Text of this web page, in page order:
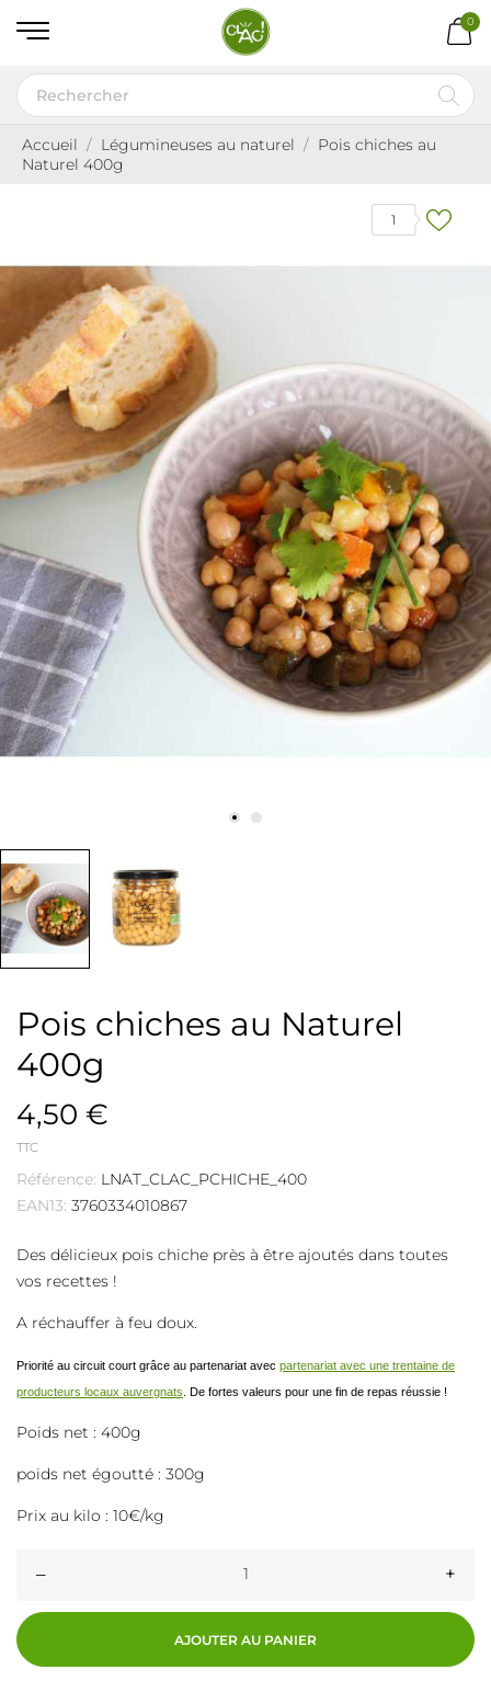
0
Accueil Légumineuses au naturel
Pois chiches au
Naturel 400g
1
Pois chiches au Naturel
400g
4,50 €
TTC
Référence: LNAT_CLAC_PCHICHE_400
EAN13: 3760334010867
Des délicieux pois chiche près à être ajoutés dans toutes
vos recettes !
A réchauffer à feu doux.
Priorité au circuit court grâce au partenariat avec partenariat avec une trentaine de
producteurs locaux auvergnats . De fortes valeurs pour une fin de repas réussie !
Poids net : 400g
poids net égoutté : 300g
Prix au kilo : 10€/kg
– +
AJOUTER AU PANIER